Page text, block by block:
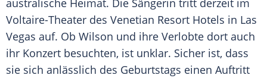
australische Heimat. Die Sängerin tritt derzeit im
Voltaire-Theater des Venetian Resort Hotels in Las
Vegas auf. Ob Wilson und ihre Verlobte dort auch
ihr Konzert besuchten, ist unklar. Sicher ist, dass
sie sich anlässlich des Geburtstags einen Auftritt